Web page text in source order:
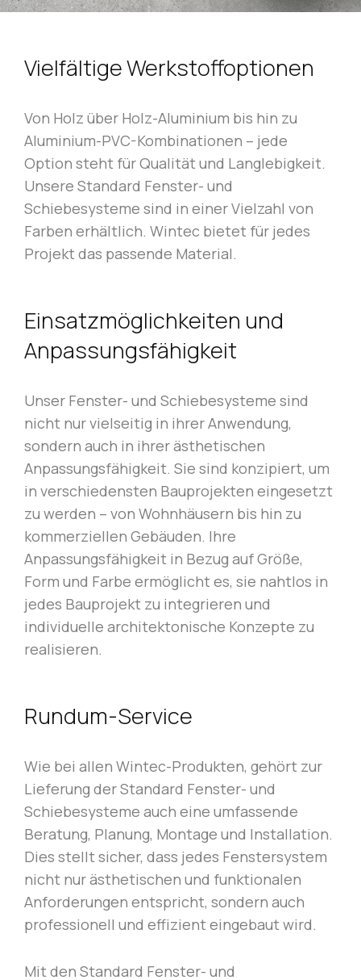
Vielfältige Werkstoffoptionen
Von Holz über Holz-Aluminium bis hin zu
Aluminium-PVC-Kombinationen – jede
Option steht für Qualität und Langlebigkeit.
Unsere Standard Fenster- und
Schiebesysteme sind in einer Vielzahl von
Farben erhältlich. Wintec bietet für jedes
Projekt das passende Material.
Einsatzmöglichkeiten und
Anpassungsfähigkeit
Unser Fenster- und Schiebesysteme sind
nicht nur vielseitig in ihrer Anwendung,
sondern auch in ihrer ästhetischen
Anpassungsfähigkeit. Sie sind konzipiert, um
in verschiedensten Bauprojekten eingesetzt
zu werden – von Wohnhäusern bis hin zu
kommerziellen Gebäuden. Ihre
Anpassungsfähigkeit in Bezug auf Größe,
Form und Farbe ermöglicht es, sie nahtlos in
jedes Bauprojekt zu integrieren und
individuelle architektonische Konzepte zu
realisieren.
Rundum-Service
Wie bei allen Wintec-Produkten, gehört zur
Lieferung der Standard Fenster- und
Schiebesysteme auch eine umfassende
Beratung, Planung, Montage und Installation.
Dies stellt sicher, dass jedes Fenstersystem
nicht nur ästhetischen und funktionalen
Anforderungen entspricht, sondern auch
professionell und effizient eingebaut wird.
Mit den Standard Fenster- und